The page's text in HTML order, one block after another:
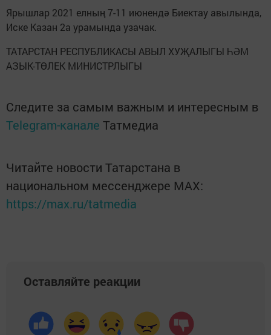
Ярышлар 2021 елның 7-11 июнендә Биектау авылында,
Иске Казан 2а урамында узачак.
ТАТАРСТАН РЕСПУБЛИКАСЫ АВЫЛ ХУҖАЛЫГЫ ҺӘМ
АЗЫК-ТӨЛЕК МИНИСТРЛЫГЫ
Следите за самым важным и интересным в
Telegram-канале Татмедиа
Читайте новости Татарстана в
национальном мессенджере MАХ:
https://max.ru/tatmedia
Оставляйте реакции